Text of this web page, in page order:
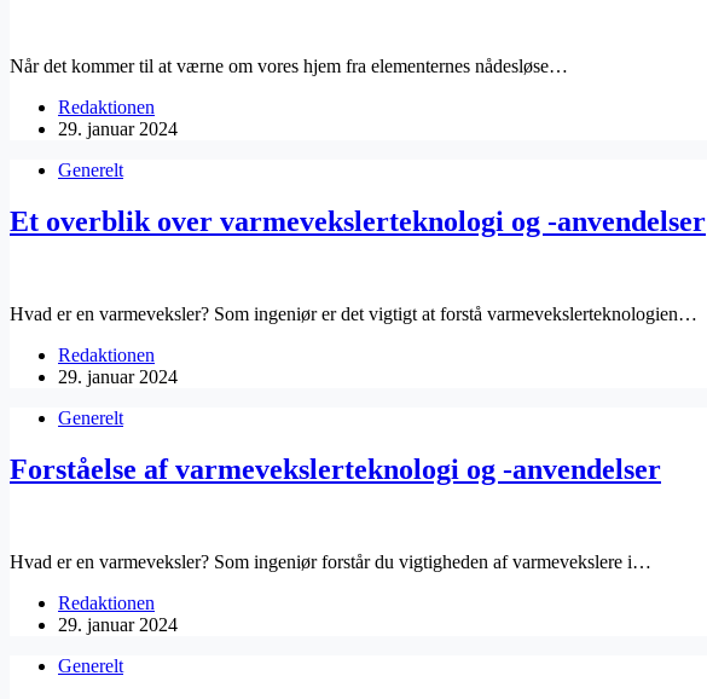
Når det kommer til at værne om vores hjem fra elementernes nådesløse…
Redaktionen
29. januar 2024
Generelt
Et overblik over varmevekslerteknologi og -anvendelser
Hvad er en varmeveksler? Som ingeniør er det vigtigt at forstå varmevekslerteknologien…
Redaktionen
29. januar 2024
Generelt
Forståelse af varmevekslerteknologi og -anvendelser
Hvad er en varmeveksler? Som ingeniør forstår du vigtigheden af varmevekslere i…
Redaktionen
29. januar 2024
Generelt